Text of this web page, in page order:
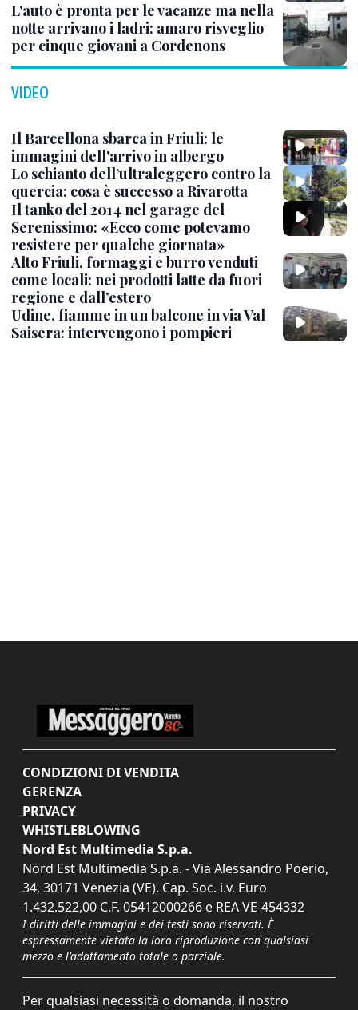
L'auto è pronta per le vacanze ma nella
notte arrivano i ladri: amaro risveglio
per cinque giovani a Cordenons
VIDEO
Il Barcellona sbarca in Friuli: le
immagini dell'arrivo in albergo
Lo schianto dell’ultraleggero contro la
quercia: cosa è successo a Rivarotta
Il tanko del 2014 nel garage del
Serenissimo: «Ecco come potevamo
resistere per qualche giornata»
Alto Friuli, formaggi e burro venduti
come locali: nei prodotti latte da fuori
regione e dall’estero
Udine, fiamme in un balcone in via Val
Saisera: intervengono i pompieri
CONDIZIONI DI VENDITA
GERENZA
PRIVACY
WHISTLEBLOWING
Nord Est Multimedia S.p.a.
Nord Est Multimedia S.p.a. - Via Alessandro Poerio,
34, 30171 Venezia (VE). Cap. Soc. i.v. Euro
1.432.522,00 C.F. 05412000266 e REA VE-454332
I diritti delle immagini e dei testi sono riservati. È
espressamente vietata la loro riproduzione con qualsiasi
mezzo e l'adattamento totale o parziale.
Per qualsiasi necessità o domanda, il nostro